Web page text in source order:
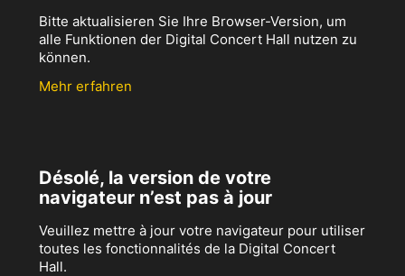
Bitte aktualisieren Sie Ihre Browser-Version, um
alle Funktionen der Digital Concert Hall nutzen zu
können.
Mehr erfahren
Désolé, la version de votre
navigateur n’est pas à jour
Veuillez mettre à jour votre navigateur pour utiliser
toutes les fonctionnalités de la Digital Concert
Hall.